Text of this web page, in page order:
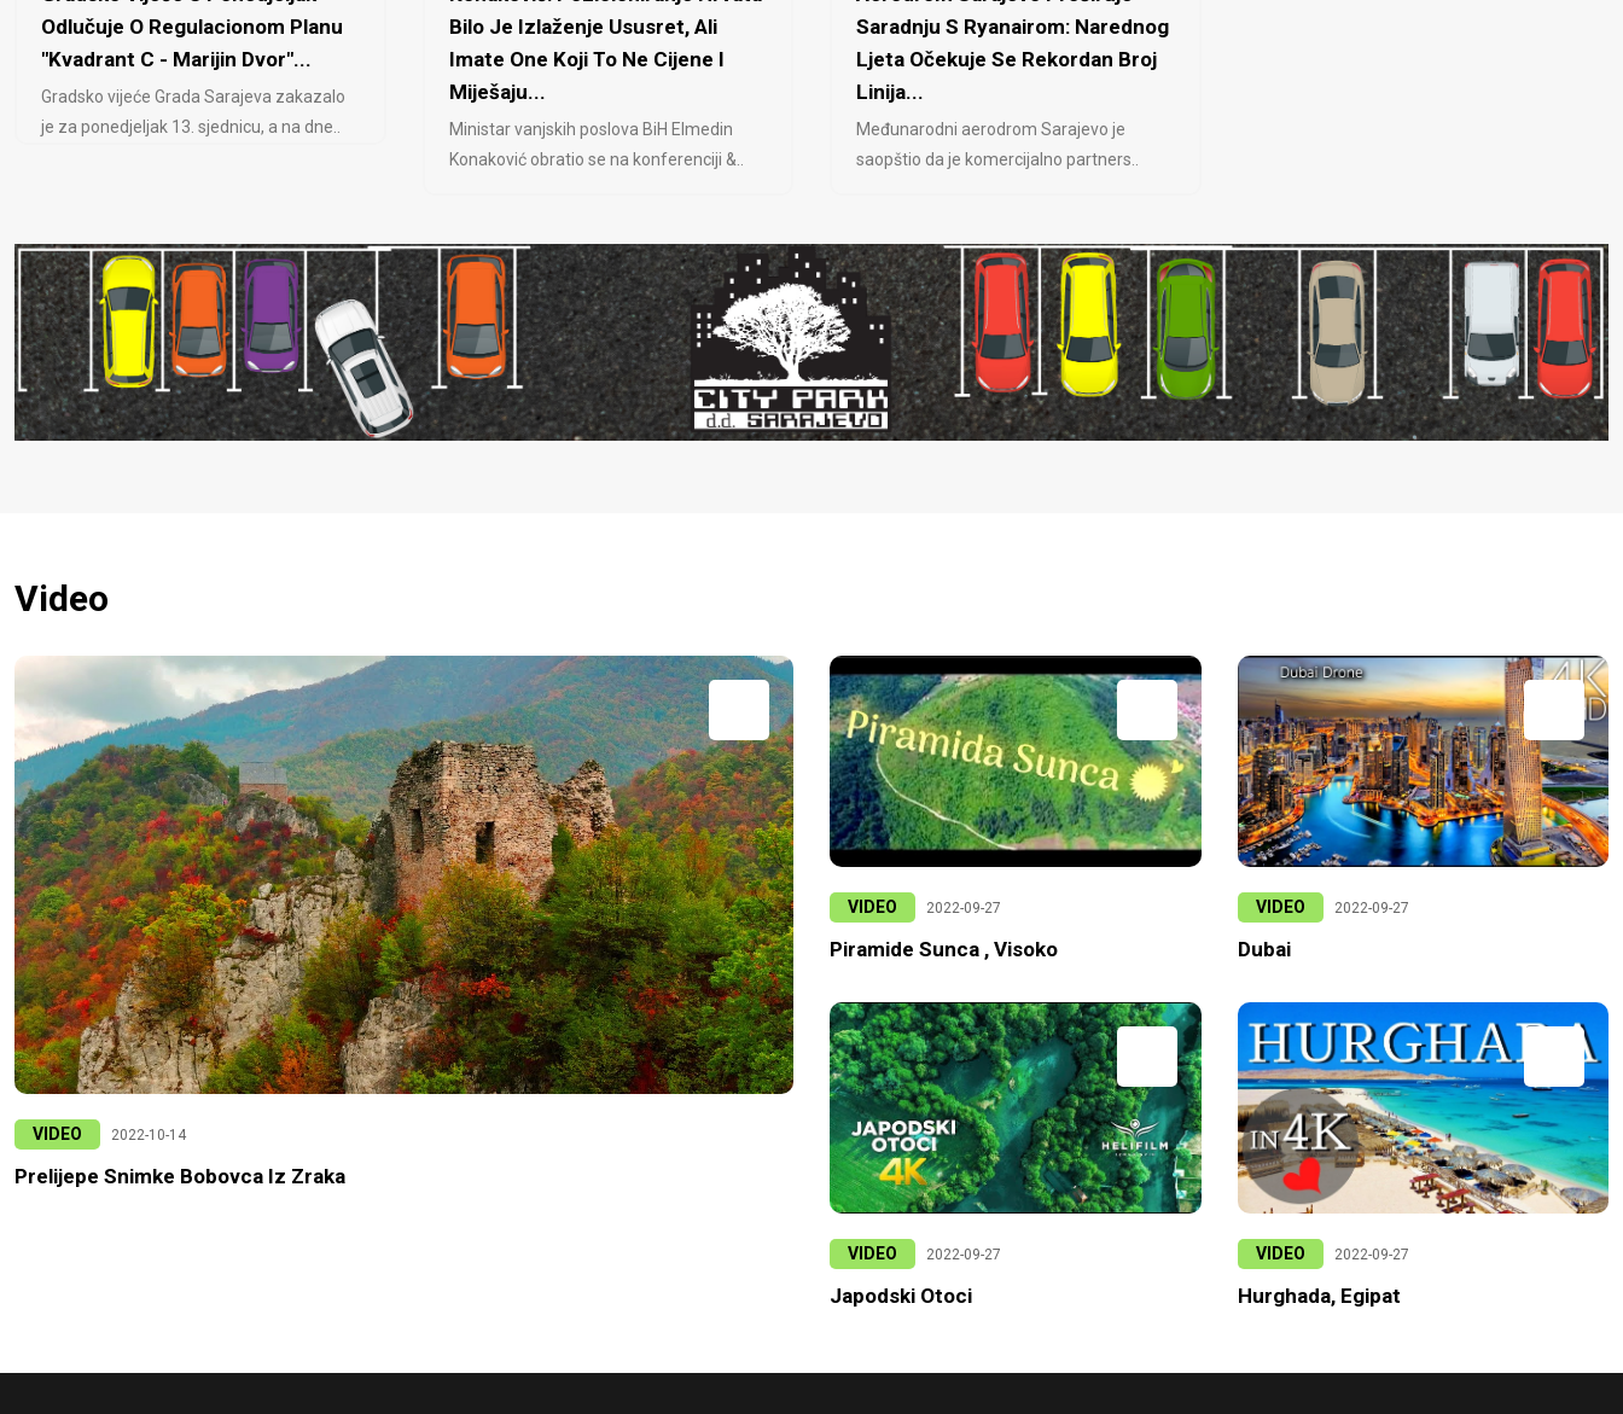
Odlučuje O Regulacionom Planu
"Kvadrant C - Marijin Dvor"...
Gradsko vijeće Grada Sarajeva zakazalo
je za ponedjeljak 13. sjednicu, a na dne..
Bilo Je Izlaženje Ususret, Ali
Imate One Koji To Ne Cijene I
Miješaju...
Ministar vanjskih poslova BiH Elmedin
Konaković obratio se na konferenciji &..
Saradnju S Ryanairom: Narednog
Ljeta Očekuje Se Rekordan Broj
Linija...
Međunarodni aerodrom Sarajevo je
saopštio da je komercijalno partners..
Video
VIDEO 2022-10-14
Prelijepe Snimke Bobovca Iz Zraka
VIDEO 2022-09-27
Piramide Sunca , Visoko
VIDEO 2022-09-27
Japodski Otoci
VIDEO 2022-09-27
Dubai
VIDEO 2022-09-27
Hurghada, Egipat